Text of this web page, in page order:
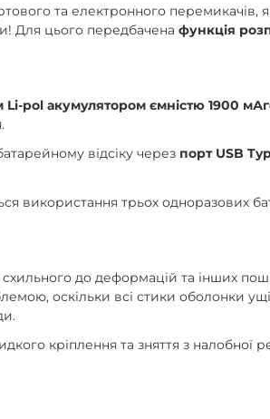
та електронного
Для цього передбаченафункція
Li-pol акумулятором ємністю 1900
відсіку через порт USB
використання трьох одноразових
схильного до деформацій та інших
оскільки всі стики оболонки
кріплення та зняття з налобної